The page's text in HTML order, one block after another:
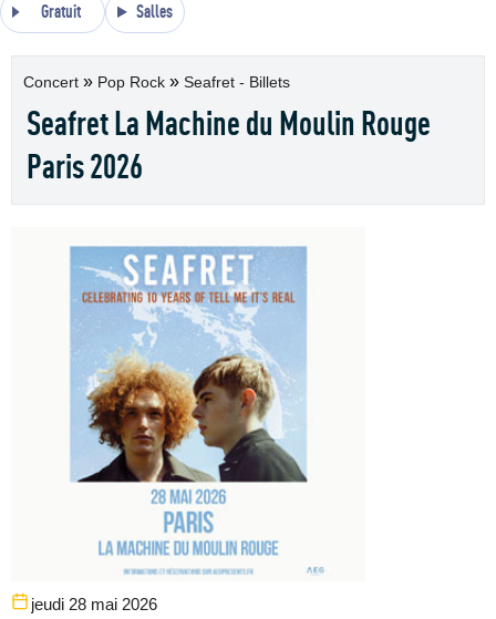
Gratuit Salles
Concert » Pop Rock » Seafret - Billets
Seafret La Machine du Moulin Rouge
Paris 2026
jeudi 28 mai 2026